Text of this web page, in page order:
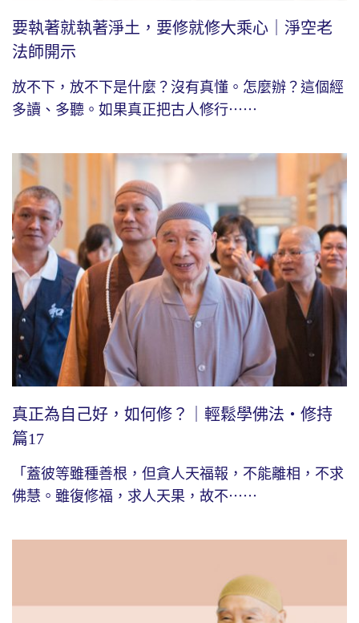
要執著就執著淨土，要修就修大乘心｜淨空老
法師開示
放不下，放不下是什麼？沒有真懂。怎麼辦？這個經
多讀、多聽。如果真正把古人修行⋯⋯
真正為自己好，如何修？｜輕鬆學佛法・修持
篇17
「蓋彼等雖種善根，但貪人天福報，不能離相，不求
佛慧。雖復修福，求人天果，故不⋯⋯